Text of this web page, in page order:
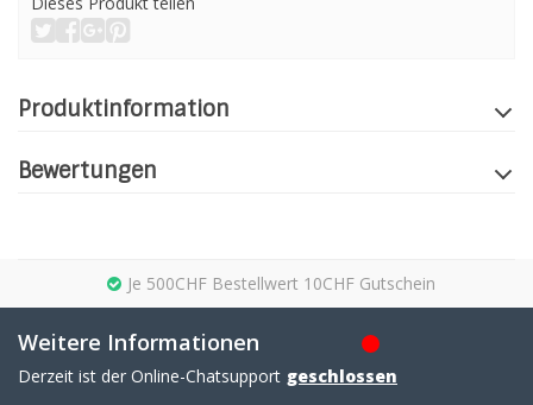
Produktinformation
Bewertungen
Je 500CHF Bestellwert 10CHF Gutschein
Weitere Informationen
Derzeit ist der Online-Chatsupport geschlossen